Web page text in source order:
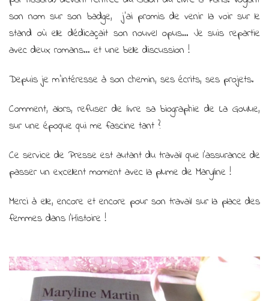
son nom sur son badge, j’ai promis de venir la voir sur le
stand où elle dédicaçait son nouvel opus… Je suis repartie
avec deux romans… et une belle discussion !
Depuis je m’intéresse à son chemin, ses écrits, ses projets.
Comment, alors, refuser de livre sa biographie de La Goulue,
sur une époque qui me fascine tant ?
Ce service de Presse est autant du travail que l’assurance de
passer un excellent moment avec la plume de Maryline !
Merci à elle, encore et encore pour son travail sur la place des
femmes dans l’Histoire !